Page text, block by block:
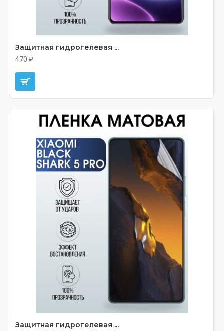
Защитная гидрогелевая ...
470 ₽
Защитная гидрогелевая ...